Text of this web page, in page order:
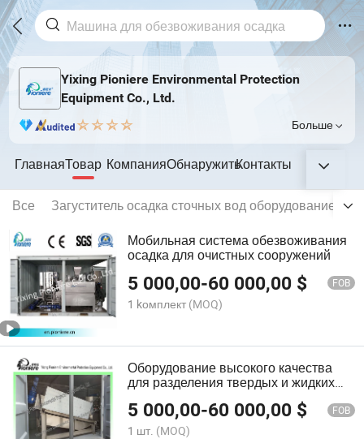
Yixing Pioniere Environmental Protection
Equipment Co., Ltd.
Больше
ГлавнаяТовар КомпанияОбнаружитьКонтакты
Все Загуститель осадка сточных вод оборудование
Мобильная система обезвоживания
осадка для очистных сооружений
5 000,00-60 000,00 $ FOB
1 kомплект (MOQ)
Оборудование высокого качества
для разделения твердых и жидких
веществ в процессе очистки сточных
вод
5 000,00-60 000,00 $ FOB
1 шт. (MOQ)